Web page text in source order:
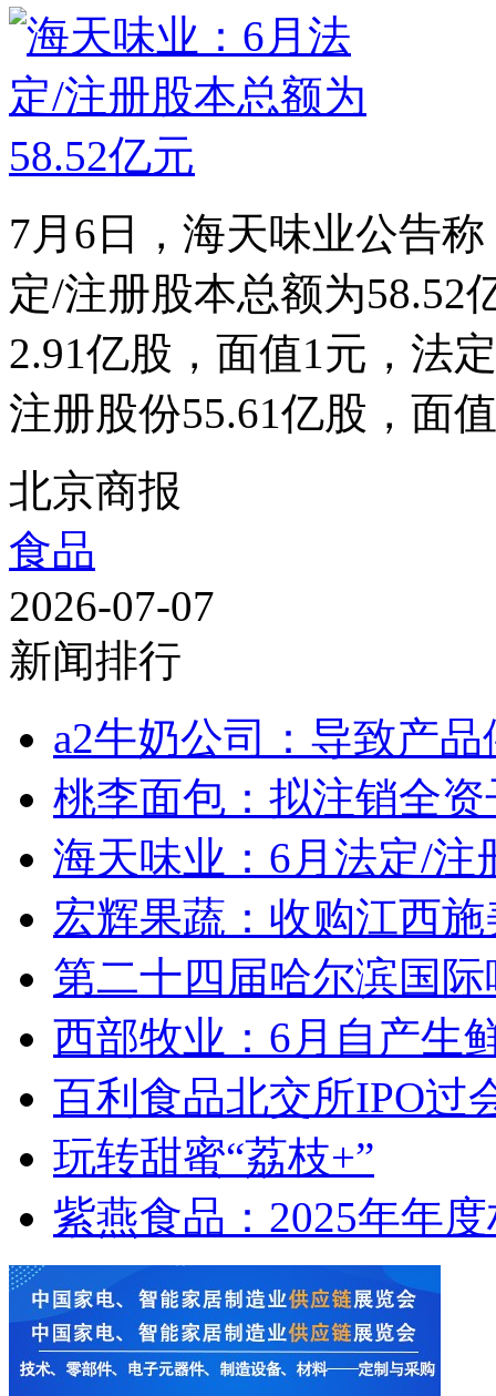
7月6日，海天味业公告
定/注册股本总额为58.52
2.91亿股，面值1元，法
注册股份55.61亿股，面
北京商报
食品
2026-07-07
新闻排行
a2牛奶公司：导致产
桃李面包：拟注销全
海天味业：6月法定/注
宏辉果蔬：收购江西
第二十四届哈尔滨国
西部牧业：6月自产生
百利食品北交所IPO过
玩转甜蜜“荔枝+”
紫燕食品：2025年年